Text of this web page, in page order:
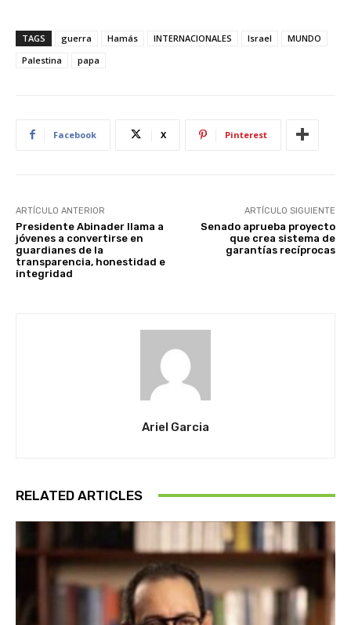
TAGS guerra Hamás INTERNACIONALES Israel
MUNDO
Palestina
papa
Facebook X Pinterest
ARTÍCULO ANTERIOR
Presidente Abinader llama a
jóvenes a convertirse en
guardianes de la
transparencia, honestidad e
integridad
ARTÍCULO SIGUIENTE
Senado aprueba proyecto
que crea sistema de
garantías recíprocas
Ariel Garcia
RELATED ARTICLES